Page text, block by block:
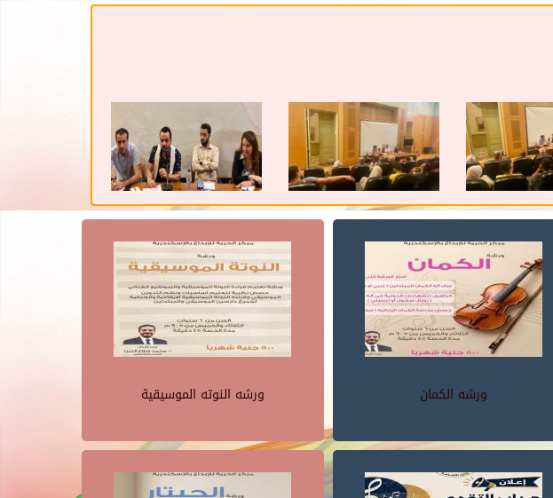
ورشه النوته الموسيقية ورشه الكمان